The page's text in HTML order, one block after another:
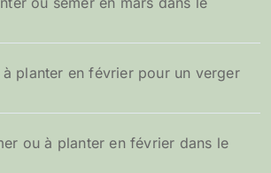
planter en février pour un verger
ou à planter en février dans le